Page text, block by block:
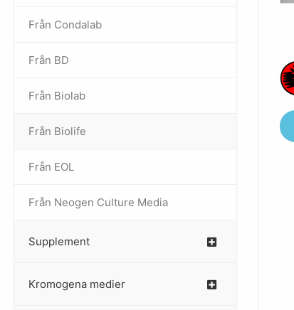
Från Condalab
Från BD
Från Biolab
–
Från Biolife
–
Från EOL
–
Från Neogen Culture Media
–
Supplement
–
Kromogena medier
–